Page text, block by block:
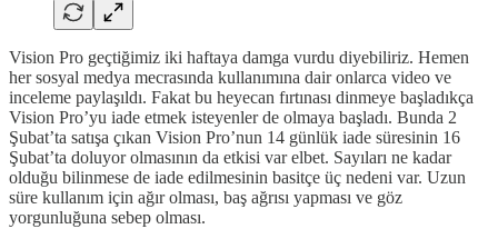
Vision Pro geçtiğimiz iki haftaya damga vurdu diyebiliriz. Hemen
her sosyal medya mecrasında kullanımına dair onlarca video ve
inceleme paylaşıldı. Fakat bu heyecan fırtınası dinmeye başladıkça
Vision Pro’yu iade etmek isteyenler de olmaya başladı. Bunda 2
Şubat’ta satışa çıkan Vision Pro’nun 14 günlük iade süresinin 16
Şubat’ta doluyor olmasının da etkisi var elbet. Sayıları ne kadar
olduğu bilinmese de iade edilmesinin basitçe üç nedeni var. Uzun
süre kullanım için ağır olması, baş ağrısı yapması ve göz
yorgunluğuna sebep olması.